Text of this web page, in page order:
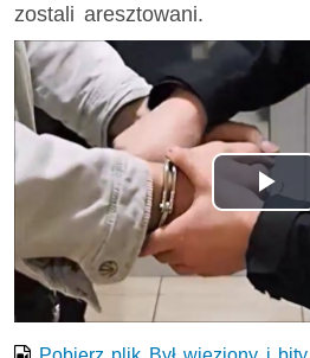
zostali aresztowani.